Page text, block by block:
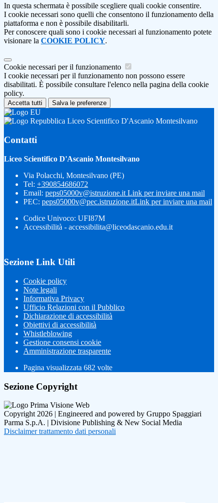
In questa schermata è possibile scegliere quali cookie consentire.
I cookie necessari sono quelli che consentono il funzionamento della
piattaforma e non è possibile disabilitarli.
Per conoscere quali sono i cookie necessari al funzionamento potete
visionare la COOKIE POLICY.
Cookie necessari per il funzionamento
I cookie necessari per il funzionamento non possono essere
disabilitati. È possibile consultare l'elenco nella pagina della cookie
policy.
Accetta tutti Salva le preferenze
Liceo Scientifico D'Ascanio Montesilvano
Contatti
Liceo Scientifico D'Ascanio Montesilvano
Via Polacchi, Montesilvano (PE)
Tel: +390854686072
Email: peps05000v@istruzione.it Link per inviare una mail
PEC: peps05000v@pec.istruzione.itLink per inviare una mail
Codice Univoco: UFI87M
Accessibilità - accessibilita@liceodascanio.edu.it
Sezione Link Utili
Cookie policy
Note legali
Informativa Privacy
Ufficio Relazioni con il Pubblico
Dichiarazione di accessibilità
Obiettivi di accessibilità
Whistleblowing
Gestione consensi cookie
Amministrazione trasparente
Pagina visualizzata 682 volte
Sezione Copyright
Copyright 2026 | Engineered and powered by Gruppo Spaggiari
Parma S.p.A. | Divisione Publishing & New Social Media
Disclaimer trattamento dati personali